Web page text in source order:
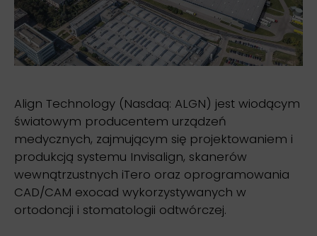
Align Technology (Nasdaq: ALGN) jest wiodącym
światowym producentem urządzeń
medycznych, zajmującym się projektowaniem i
produkcją systemu Invisalign, skanerów
wewnątrzustnych iTero oraz oprogramowania
CAD/CAM exocad wykorzystywanych w
ortodoncji i stomatologii odtwórczej.